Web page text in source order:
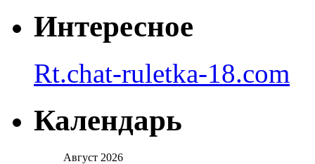
Интересное
Rt.chat-ruletka-18.com
Календарь
Август 2026